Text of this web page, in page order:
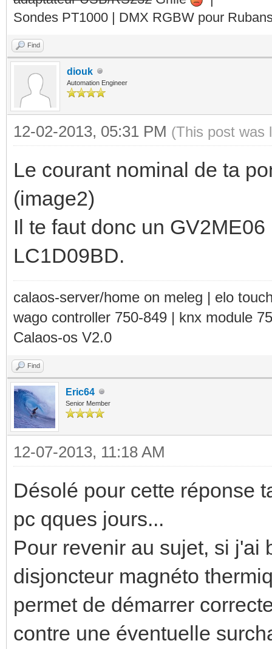
Sondes PT1000 | DMX RGBW pour
Find
diouk
Automation Engineer
12-02-2013, 05:31 PM (This post was
Le courant nominal de ta
(image2)
Il te faut donc un
LC1D09BD.
calaos-server/home on meleg | elo
wago controller 750-849 | knx module
Calaos-os V2.0
Find
Eric64
Senior Member
12-07-2013, 11:18 AM
Désolé pour cette réponse
pc qques jours...
Pour revenir au sujet, si j'ai
disjoncteur magnéto
permet de démarrer
contre une éventuelle